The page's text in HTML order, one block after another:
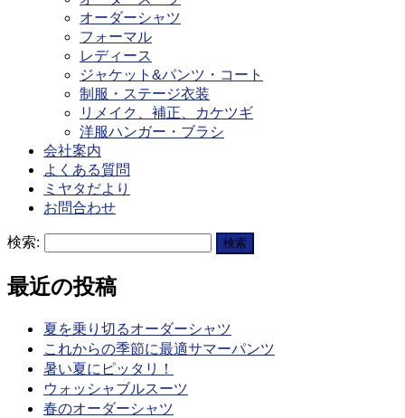
オーダーシャツ
フォーマル
レディース
ジャケット&パンツ・コート
制服・ステージ衣装
リメイク、補正、カケツギ
洋服ハンガー・ブラシ
会社案内
よくある質問
ミヤタだより
お問合わせ
検索:
最近の投稿
夏を乗り切るオーダーシャツ
これからの季節に最適サマーパンツ
暑い夏にピッタリ！
ウォッシャブルスーツ
春のオーダーシャツ